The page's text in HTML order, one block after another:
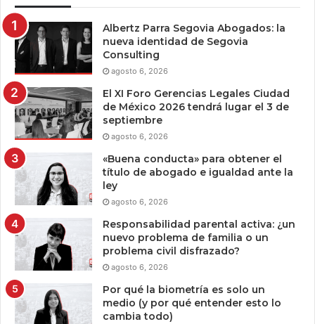
Albertz Parra Segovia Abogados: la
nueva identidad de Segovia
Consulting
agosto 6, 2026
El XI Foro Gerencias Legales Ciudad
de México 2026 tendrá lugar el 3 de
septiembre
agosto 6, 2026
«Buena conducta» para obtener el
título de abogado e igualdad ante la
ley
agosto 6, 2026
Responsabilidad parental activa: ¿un
nuevo problema de familia o un
problema civil disfrazado?
agosto 6, 2026
Por qué la biometría es solo un
medio (y por qué entender esto lo
cambia todo)